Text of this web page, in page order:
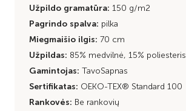
Užpildo gramatūra: 150 g/m2
Pagrindo spalva: pilka
Miegmaišio ilgis: 70 cm
Užpildas: 85% medvilnė, 15% poliesteris
Gamintojas: TavoSapnas
Sertifikatas: OEKO-TEX® Standard 100
Rankovės: Be rankovių